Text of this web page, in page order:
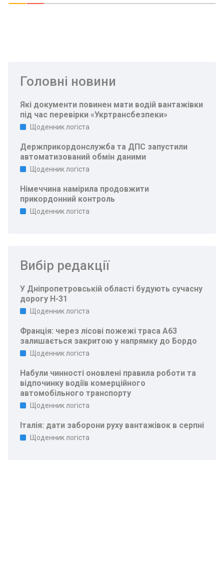
Головні новини
Які документи повинен мати водій вантажівки
під час перевірки «Укртрансбезпеки»
Щоденник логіста
Держприкордонслужба та ДПС запустили
автоматизований обмін даними
Щоденник логіста
Німеччина намірила продовжити
прикордонний контроль
Щоденник логіста
Вибір редакції
У Дніпропетровській області будують сучасну
дорогу Н-31
Щоденник логіста
Франція: через лісові пожежі траса A63
залишається закритою у напрямку до Бордо
Щоденник логіста
Набули чинності оновлені правила роботи та
відпочинку водіїв комерційного
автомобільного транспорту
Щоденник логіста
Італія: дати заборони руху вантажівок в серпні
Щоденник логіста